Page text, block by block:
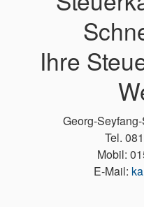
Ihre
Georg-
Tel.
Mobil:
E-Mail: